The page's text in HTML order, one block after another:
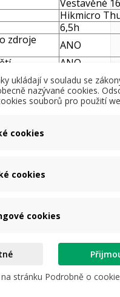
Vestavěné
Hikmicro
6,5h
zdroje
ANO
ANO
USB-C
-30°C ~
IP67
Thunder
2.0
ukládají v souladu se
nazývané cookies.
souborů pro použití
cookies
cookies
cookies
stránku Podrobně o